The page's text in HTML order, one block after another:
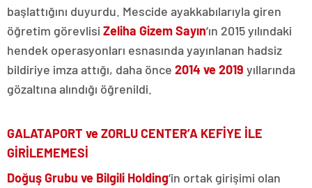
başlattığını duyurdu. Mescide ayakkabılarıyla giren
öğretim görevlisi Zeliha Gizem Sayın‘ın 2015 yılındaki
hendek operasyonları esnasında yayınlanan hadsiz
bildiriye imza attığı, daha önce 2014 ve 2019 yıllarında
gözaltına alındığı öğrenildi.
GALATAPORT ve ZORLU CENTER’A KEFİYE İLE
GİRİLEMEMESİ
Doğuş Grubu ve Bilgili Holding‘in ortak girişimi olan